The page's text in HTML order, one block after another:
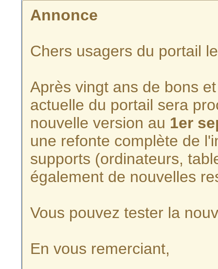
Annonce
Chers usagers du portail
Après vingt ans de bons
actuelle du portail sera
nouvelle version au 1er
une refonte complète de
supports (ordinateurs,
également de nouvelles
Vous pouvez tester la
En vous remerciant,